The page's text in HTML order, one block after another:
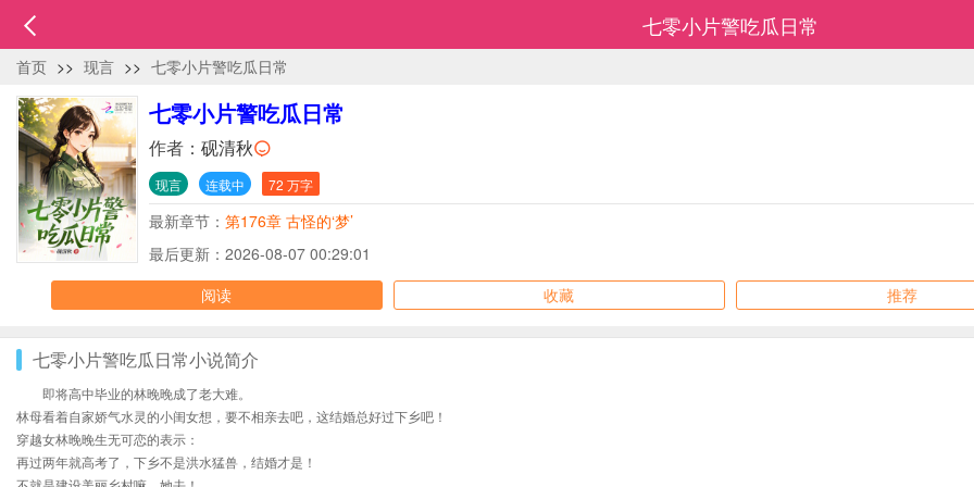
七零小片警吃瓜日常
首页 >> 现言 >> 七零小片警吃瓜日常
七零小片警吃瓜日常
作者： 砚清秋
现言 连载中 72 万字
最新章节： 第176章 古怪的‘梦’
最后更新：2026-08-07 00:29:01
阅读
收藏 推荐
七零小片警吃瓜日常小说简介
即将高中毕业的林晚晚成了老大难。
林母看着自家娇气水灵的小闺女想，要不相亲去吧，这结婚总好过下乡吧！
穿越女林晚晚生无可恋的表示：
再过两年就高考了，下乡不是洪水猛兽，结婚才是！